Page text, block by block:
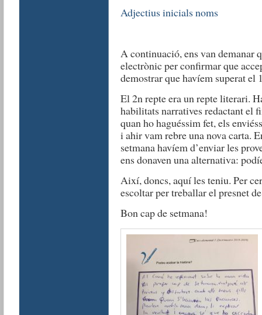
Adjectius inicials noms
A continuació, ens van demanar
electrònic per confirmar que
demostrar que havíem superat el
El 2n repte era un repte literari.
habilitats narratives redactant el
quan ho haguéssim fet, els
i ahir vam rebre una nova carta.
setmana havíem d’enviar les
ens donaven una alternativa:
Així, doncs, aquí les teniu. Per
escoltar per treballar el presnet
Bon cap de setmana!